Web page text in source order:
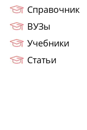
Справочник
ВУЗы
Учебники
Статьи